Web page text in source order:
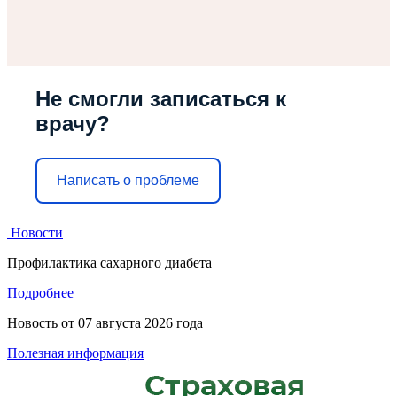
Не смогли записаться к
врачу?
Написать о проблеме
Новости
Профилактика сахарного диабета
Подробнее
Новость от 07 августа 2026 года
Полезная информация